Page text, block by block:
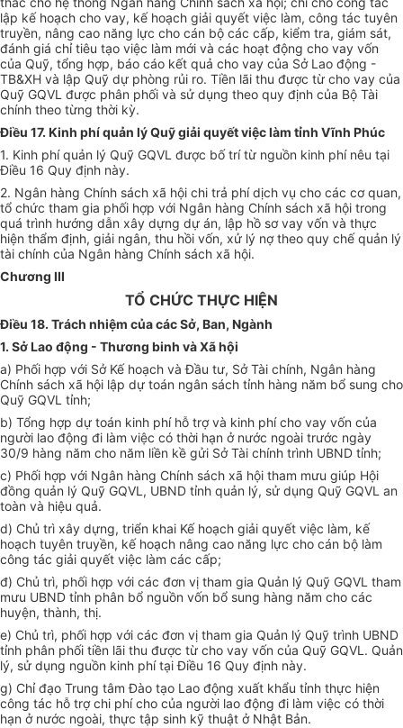
lập kế hoạch cho vay, kế hoạch giải quyết việc làm, công tác tuyên
truyền, nâng cao năng lực cho cán bộ các cấp, kiểm tra, giám sát,
đánh giá chỉ tiêu tạo việc làm mới và các hoạt động cho vay vốn
của Quỹ, tổng hợp, báo cáo kết quả cho vay của Sở Lao động -
TB&XH và lập Quỹ dự phòng rủi ro. Tiền lãi thu được từ cho vay của
Quỹ GQVL được phân phối và sử dụng theo quy định của Bộ Tài
chính theo từng thời kỳ.
Điều 17. Kinh phí quản lý Quỹ giải quyết việc làm tỉnh Vĩnh Phúc
1. Kinh phí quản lý Quỹ GQVL được bố trí từ nguồn kinh phí nêu tại
Điều 16 Quy định này.
2. Ngân hàng Chính sách xã hội chi trả phí dịch vụ cho các cơ quan,
tổ chức tham gia phối hợp với Ngân hàng Chính sách xã hội trong
quá trình hướng dẫn xây dựng dự án, lập hồ sơ vay vốn và thực
hiện thẩm định, giải ngân, thu hồi vốn, xử lý nợ theo quy chế quản lý
tài chính của Ngân hàng Chính sách xã hội.
Chương III
TỔ CHỨC THỰC HIỆN
Điều 18. Trách nhiệm của các Sở, Ban, Ngành
1. Sở Lao động - Thương binh và Xã hội
a) Phối hợp với Sở Kế hoạch và Đầu tư, Sở Tài chính, Ngân hàng
Chính sách xã hội lập dự toán ngân sách tỉnh hàng năm bổ sung cho
Quỹ GQVL tỉnh;
b) Tổng hợp dự toán kinh phí hỗ trợ và kinh phí cho vay vốn của
người lao động đi làm việc có thời hạn ở nước ngoài trước ngày
30/9 hàng năm cho năm liền kề gửi Sở Tài chính trình UBND tỉnh;
c) Phối hợp với Ngân hàng Chính sách xã hội tham mưu giúp Hội
đồng quản lý Quỹ GQVL, UBND tỉnh quản lý, sử dụng Quỹ GQVL an
toàn và hiệu quả.
d) Chủ trì xây dựng, triển khai Kế hoạch giải quyết việc làm, kế
hoạch tuyên truyền, kế hoạch nâng cao năng lực cho cán bộ làm
công tác giải quyết việc làm các cấp;
đ) Chủ trì, phối hợp với các đơn vị tham gia Quản lý Quỹ GQVL tham
mưu UBND tỉnh phân bổ nguồn vốn bổ sung hàng năm cho các
huyện, thành, thị.
e) Chủ trì, phối hợp với các đơn vị tham gia Quản lý Quỹ trình UBND
tỉnh phân phối tiền lãi thu được từ cho vay vốn của Quỹ GQVL. Quản
lý, sử dụng nguồn kinh phí tại Điều 16 Quy định này.
g) Chỉ đạo Trung tâm Đào tạo Lao động xuất khẩu tỉnh thực hiện
công tác hỗ trợ chi phí cho của người lao động đi làm việc có thời
hạn ở nước ngoài, thực tập sinh kỹ thuật ở Nhật Bản.